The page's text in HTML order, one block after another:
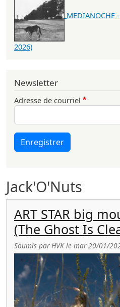
Jack'O'Nuts
ART STAR big
(The Ghost Is
Soumis par HVKle mar 20/01/
2026)
Newsletter
Adresse de courriel
Enregistrer